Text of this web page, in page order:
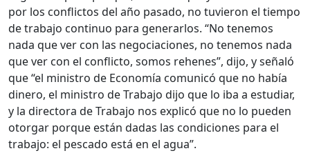
por los conflictos del año pasado, no tuvieron el tiempo
de trabajo continuo para generarlos. “No tenemos
nada que ver con las negociaciones, no tenemos nada
que ver con el conflicto, somos rehenes”, dijo, y señaló
que “el ministro de Economía comunicó que no había
dinero, el ministro de Trabajo dijo que lo iba a estudiar,
y la directora de Trabajo nos explicó que no lo pueden
otorgar porque están dadas las condiciones para el
trabajo: el pescado está en el agua”.